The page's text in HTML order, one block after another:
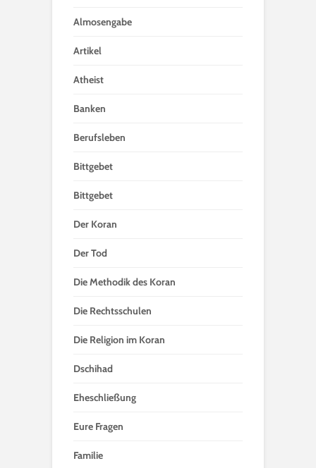
Almosengabe
Artikel
Atheist
Banken
Berufsleben
Bittgebet
Bittgebet
Der Koran
Der Tod
Die Methodik des Koran
Die Rechtsschulen
Die Religion im Koran
Dschihad
Eheschließung
Eure Fragen
Familie